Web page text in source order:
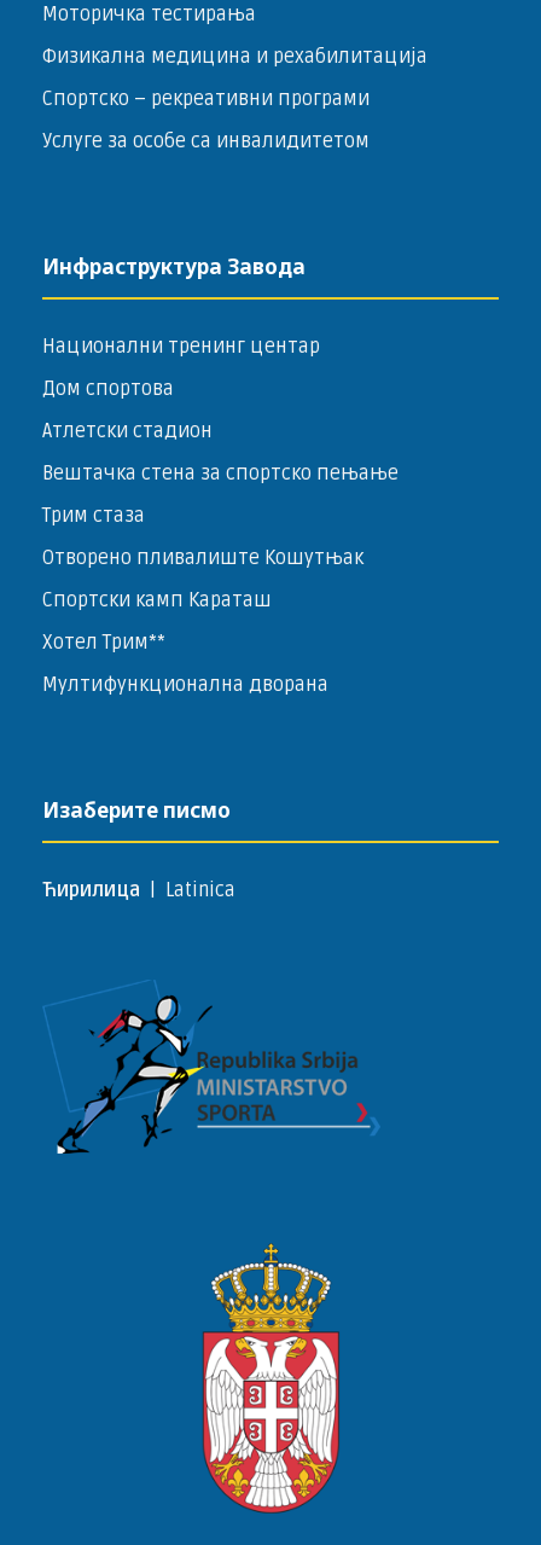
Моторичка тестирања
Физикална медицина и рехабилитација
Спортско – ­рекреативни програми
Услуге за особе са инвалидитетом
Инфраструктура Завода
Национални тренинг центар
Дом спортова
Атлетски стадион
Вештачка стена за спортско пењање
Трим стаза
Отворено пливалиште Кошутњак
Спортски камп Караташ
Хотел Трим**
Мултифункционална дворана
Изаберите писмо
Ћирилица Latinica